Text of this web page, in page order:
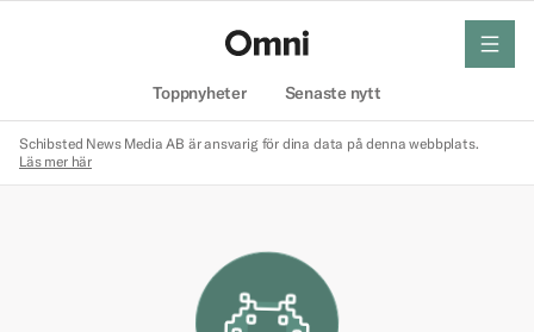
Toppnyheter Senaste nytt
meny
Schibsted News Media AB är ansvarig för dina data på denna webbplats.
Läs mer här